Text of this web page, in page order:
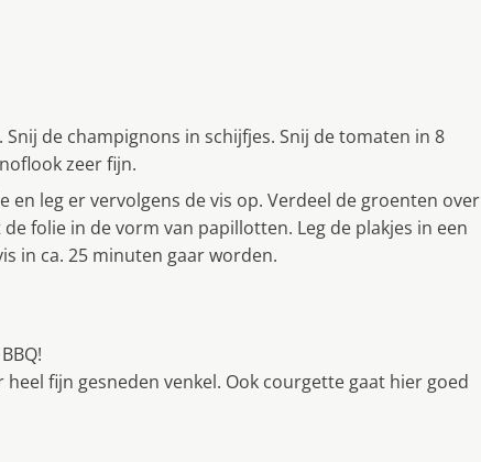
de champignons in schijfjes. Snij de tomaten in 8
zeer fijn.
leg er vervolgens de vis op. Verdeel de groenten over
folie in de vorm van papillotten. Leg de plakjes in een
in ca. 25 minuten gaar worden.
fijn gesneden venkel. Ook courgette gaat hier goed